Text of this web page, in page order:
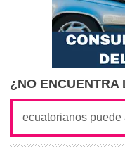
¿NO ENCUENTRA